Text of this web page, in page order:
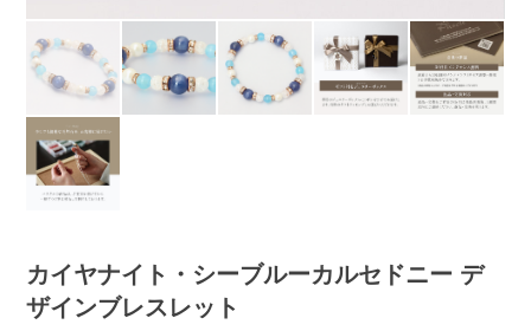
カイヤナイト・シーブルーカルセドニー デ
ザインブレスレット